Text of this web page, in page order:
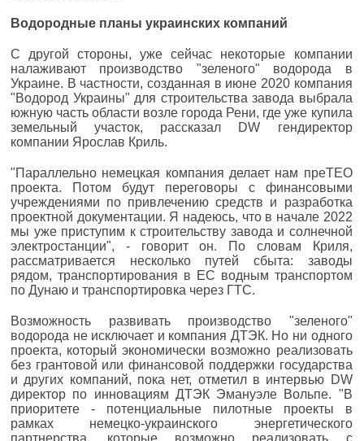
Водородные планы украинских компаний
С другой стороны, уже сейчас некоторые компании
налаживают производство "зеленого" водорода в
Украине. В частности, созданная в июне 2020 компания
"Водород Украины" для строительства завода выбрала
южную часть области возле города Рени, где уже купила
земельный участок, рассказал DW гендиректор
компании Ярослав Криль.
"Параллельно немецкая компания делает нам преТЕО
проекта. Потом будут переговоры с финансовыми
учреждениями по привлечению средств и разработка
проектной документации. Я надеюсь, что в начале 2022
мы уже приступим к строительству завода и солнечной
электростанции", - говорит он. По словам Криля,
рассматривается несколько путей сбыта: заводы
рядом, транспортирования в ЕС водным транспортом
по Дунаю и транспортировка через ГТС.
Возможность развивать производство "зеленого"
водорода не исключает и компания ДТЭК. Но ни одного
проекта, который экономически возможно реализовать
без грантовой или финансовой поддержки государства
и других компаний, пока нет, отметил в интервью DW
директор по инновациям ДТЭК Эмануэле Вольпе. "В
приоритете - потенциальные пилотные проекты в
рамках немецко-украинского энергетического
партнерства, которые возможно реализовать с